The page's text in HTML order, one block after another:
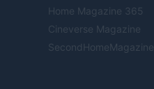
Home Magazine 365
Cineverse Magazine
SecondHomeMagazine